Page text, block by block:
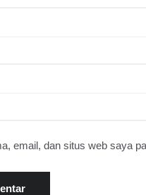
email, dan situs web saya